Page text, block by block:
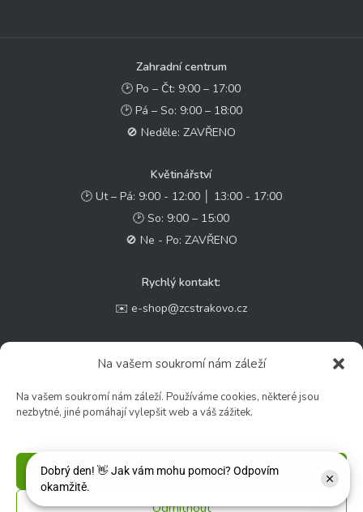
Na vašem soukromí nám záleží
Na vašem soukromí nám záleží. Používáme cookies, některé jsou
nezbytné, jiné pomáhají vylepšit web a váš zážitek.
Příjmout
Odmítnout
Zahradní centrum
🕑 Po – Čt: 9:00 – 17:00
🕑 Pá – So: 9:00 – 18:00
🚫 Neděle: ZAVŘENO
Květinářství
🕑 Ut – Pá: 9:00 - 12:00 │ 13:00 - 17:00
🕑 So: 9:00 – 15:00
🚫 Ne - Po: ZAVŘENO
Rychlý kontakt:
✉️ e-shop@zcstrakovo.cz